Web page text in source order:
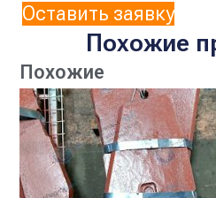
Оставить заявку
Похожие
Похожие